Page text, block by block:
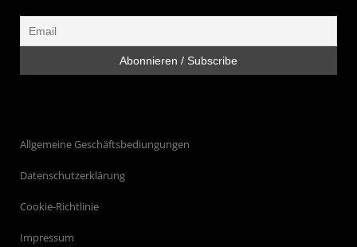
Allgemeine Geschäftsbediungungen
Datenschutzerklärung
Cookie-Richtlinie
Impressum